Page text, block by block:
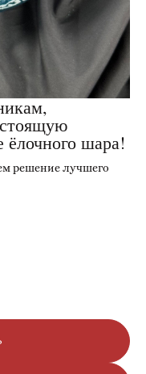
ёлочного шара!
решение лучшего